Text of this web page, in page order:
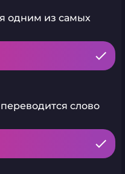
одним из самых
слово